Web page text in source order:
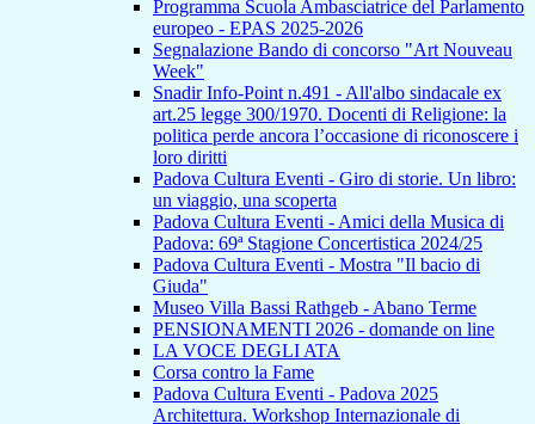
Programma Scuola Ambasciatrice del Parlamento
europeo - EPAS 2025-2026
Segnalazione Bando di concorso "Art Nouveau
Week"
Snadir Info-Point n.491 - All'albo sindacale ex
art.25 legge 300/1970. Docenti di Religione: la
politica perde ancora l’occasione di riconoscere i
loro diritti
Padova Cultura Eventi - Giro di storie. Un libro:
un viaggio, una scoperta
Padova Cultura Eventi - Amici della Musica di
Padova: 69ª Stagione Concertistica 2024/25
Padova Cultura Eventi - Mostra "Il bacio di
Giuda"
Museo Villa Bassi Rathgeb - Abano Terme
PENSIONAMENTI 2026 - domande on line
LA VOCE DEGLI ATA
Corsa contro la Fame
Padova Cultura Eventi - Padova 2025
Architettura. Workshop Internazionale di